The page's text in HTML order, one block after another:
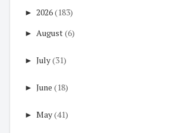
► 2026(183)
► August(6)
► July(31)
► June (18)
► May(41)